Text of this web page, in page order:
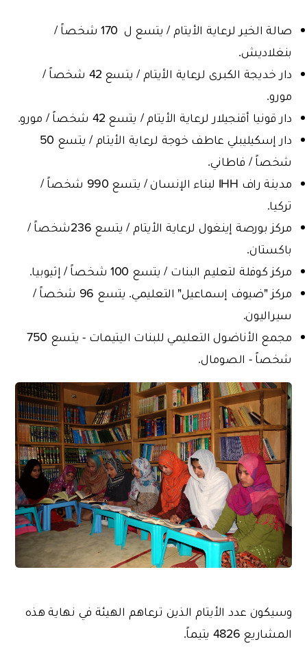
صالة الخير لرعاية الأيتام / يتسع ل 170 شخصاً /
بنغلاديش.
دار خديجة الكبرى لرعاية الأيتام / يتسع 42 شخصاً /
مورو.
دار قونيا أقنجيلار لرعاية الأيتام / يتسع 42 شخصاً / مورو.
دار إسكيليبلي عاطف خوجة لرعاية الأيتام / يتسع 50
شخصاً / فاطاني.
مدينة راف IHH لبناء الإنسان / يتسع 990 شخصاً /
تركيا.
مركز بورصة إينغول لرعاية الأيتام / يتسع 236شخصاً /
باكستان.
مركز كوفلة لتعليم البنات / يتسع 100 شخصاً / إثيوبيا.
مركز "ضيوف إسماعيل" التعليمي. يتسع 96 شخصاً /
سيراليون.
مجمع الأناضول التعليمي للبنات اليتيمات - يتسع 750
شخصاً - الصومال.
وسيكون عدد الأيتام الذين ترعاهم الهيئة في نهاية هذه
المشاريع 4826 يتيماً.